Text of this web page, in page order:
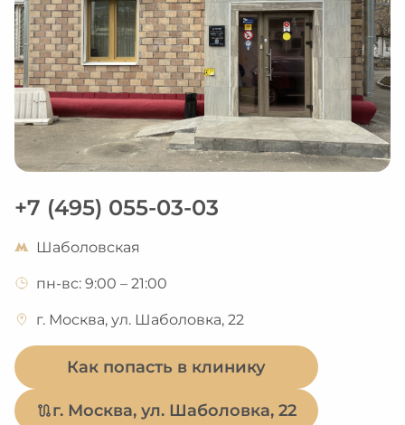
+7 (495) 055-03-03
Шаболовская
пн-вс: 9:00 – 21:00
г. Москва, ул. Шаболовка, 22
Как попасть в клинику
г. Москва, ул. Шаболовка, 22